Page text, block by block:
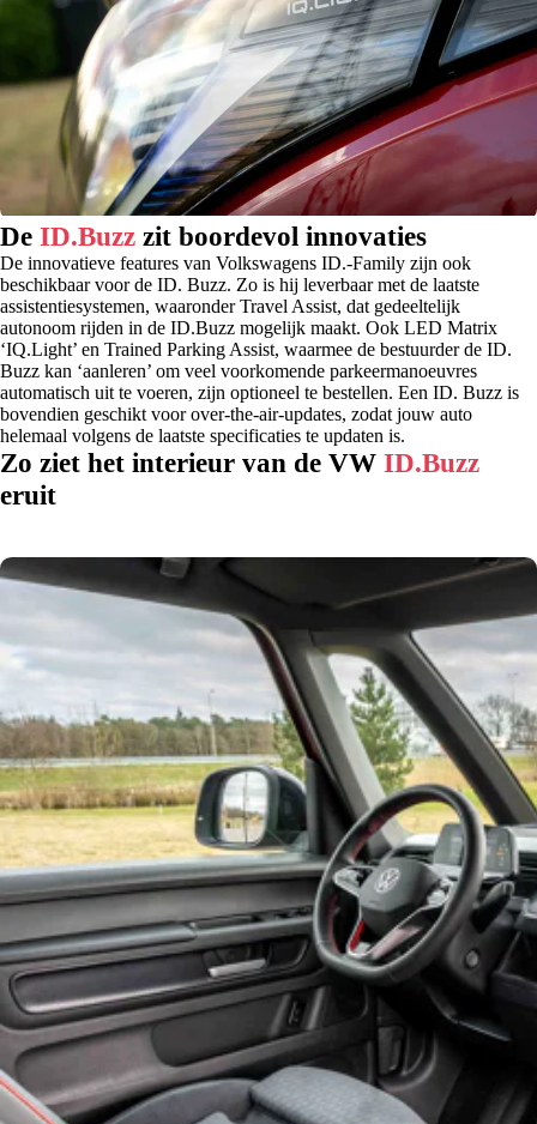
De ID.Buzz zit boordevol innovaties
De innovatieve features van Volkswagens ID.-Family zijn ook
beschikbaar voor de ID. Buzz. Zo is hij leverbaar met de laatste
assistentiesystemen, waaronder Travel Assist, dat gedeeltelijk
autonoom rijden in de ID.Buzz mogelijk maakt. Ook LED Matrix
‘IQ.Light’ en Trained Parking Assist, waarmee de bestuurder de ID.
Buzz kan ‘aanleren’ om veel voorkomende parkeermanoeuvres
automatisch uit te voeren, zijn optioneel te bestellen. Een ID. Buzz is
bovendien geschikt voor over-the-air-updates, zodat jouw auto
helemaal volgens de laatste specificaties te updaten is.
Zo ziet het interieur van de VW ID.Buzz
eruit